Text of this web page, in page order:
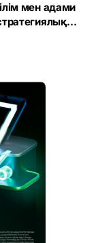
мен адами